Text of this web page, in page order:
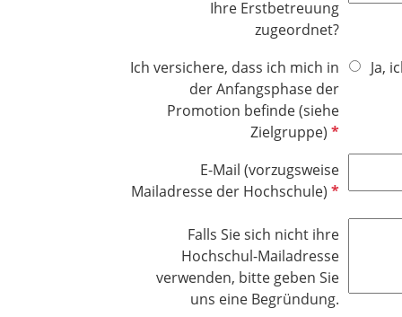
d
f
e
l
d
i
c
t
f
e
Ihre Erstbetreuung
zugeordnet?
Ich versichere, dass ich mich in
der Anfangsphase der
Promotion befinde (siehe
Zielgruppe) P
l
h
t
f
e
Ja,
E-Mail (vorzugsweise
Mailadresse der Hochschule) P
l
i
c
h
Falls Sie sich nicht ihre
Hochschul-Mailadresse
verwenden, bitte geben Sie
uns eine Begründung.